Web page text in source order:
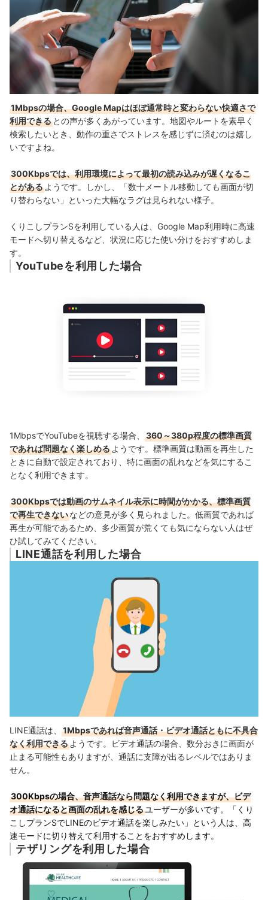
1Mbpsの場合、Google Mapはほぼ通常時と変わらない快適さで
利用できる との声が多くあがっています。地図やルートを素早く
検索したいとき、動作の重さでストレスを感じずに済むのは嬉し
いですよね。
300Kbpsでは、利用環境によって最初の読み込みが遅くなるこ
とがある ようです。しかし、「数十メートル移動しても画面が切
り替わらない」といった大幅なラグは見られない様子。
くりこしプランSを利用している人は、Google Map利用時に高速
モードへ切り替えるなど、状況に応じた使い分けをおすすめしま
す。
YouTubeを利用した場合
1MbpsでYouTubeを視聴する場合、
360～380p程度の標準画質
であれば問題なく楽しめる ようです。標準画質は動画を再生した
ときに自動で設定されており、特に画面の乱れなどを気にするこ
となく利用できます。
300Kbpsでは動画のサムネイル表示に時間がかかる、標準画質
で再生できないなどの意見が多く見られました。低画質であれば
再生が可能であるため、多少画質が荒くても気にならない人はぜ
ひ試してみてください。
LINE通話を利用した場合
LINE通話は、
1Mbpsであれば音声通話・ビデオ通話ともに不具合
なく利用できる ようです。ビデオ通話の場合、数分おきに画面が
止まる可能性もありますが、通話に支障が出るレベルではありま
せん。
300Kbpsの場合、音声通話なら問題なく利用できますが、ビデ
オ通話になると画面の乱れを感じるユーザーが多いです。「くり
こしプランSでLINEのビデオ通話を楽しみたい」という人は、高
速モードに切り替えて利用することをおすすめします。
テザリングを利用した場合